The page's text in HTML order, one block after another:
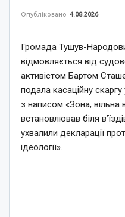
Опубліковано 4.08.2026
Громада Тушув-
відмовляється від
активістом Бартом
подала касаційну
з написом «Зона, вільна
встановлював біля
ухвалили декларації
ідеології».